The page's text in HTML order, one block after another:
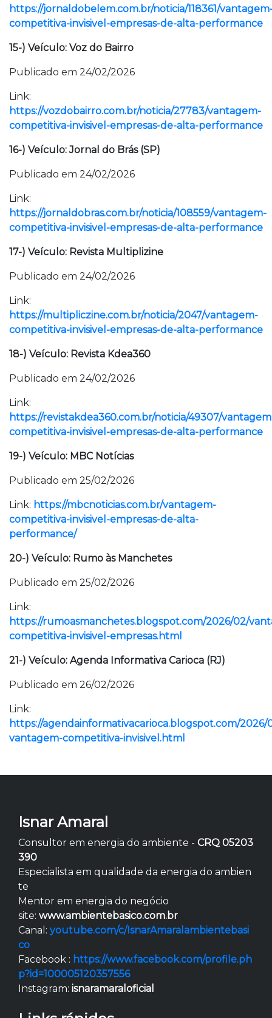
https://jornaldobelem.com.br/noticia/118361/
competitiva-invisivel-empresas-de-alta-performance
15-) Veículo: Voz do Bairro
Publicado em 24/02/2026
Link:
https://vozdobairro.com.br/noticia/27783/vantagem-
competitiva-invisivel-empresas-de-alta-performance
16-) Veículo: Jornal do Brás (SP)
Publicado em 24/02/2026
Link:
https://jornaldobras.com.br/noticia/108559/vantagem-
competitiva-invisivel-empresas-de-alta-performance
17-) Veículo: Revista Multiplizine
Publicado em 24/02/2026
Link:
https://multipliczine.com.br/noticia/2047/vantagem-
competitiva-invisivel-empresas-de-alta-performance
18-) Veículo: Revista Kdea360
Publicado em 24/02/2026
Link:
https://revistakdea360.com.br/noticia/49307/
competitiva-invisivel-empresas-de-alta-performance
19-) Veículo: MBC Notícias
Publicado em 25/02/2026
Link: https://mbcnoticias.com.br/vantagem-
competitiva-invisivel-empresas-de-alta-
performance/
20-) Veículo: Rumo às Manchetes
Publicado em 25/02/2026
Link:
https://rumoasmanchetes.blogspot.com/2026/02/
competitiva-invisivel-empresas.html
21-) Veículo: Agenda Informativa Carioca (RJ)
Publicado em 26/02/2026
Link:
https://agendainformativacarioca.blogspot.com/2026/
vantagem-competitiva-invisivel.html
Isnar Amaral
Consultor em energia do ambiente - CRQ 05203
390
Especialista em qualidade da energia do ambien
te
Mentor em energia do negócio
site: www.ambientebasico.com.br
Canal: youtube.com/c/IsnarAmaralambientebasi
co
Facebook : https://www.facebook.com/profile.ph
p?id=100005120357556
Instagram: isnaramaraloficial